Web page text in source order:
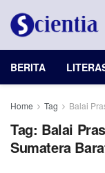
BERITA
Home Tag Balai
Tag: Balai
Sumatera